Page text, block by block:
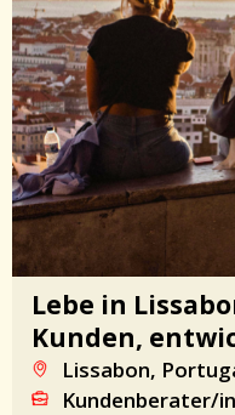
Lebe in
Kunden,
Lissabon,
Kundenberater/in